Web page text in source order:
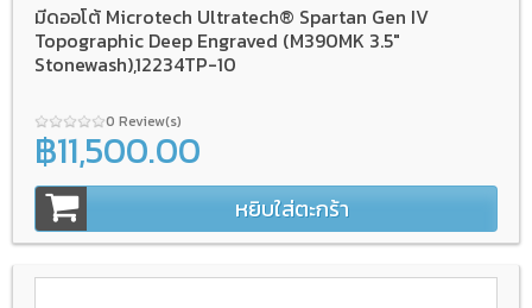
มีดออโต้ Microtech Ultratech® Spartan Gen IV
Topographic Deep Engraved (M390MK 3.5"
Stonewash),12234TP-10
0 Review(s)
฿11,500.00
หยิบใส่ตะกร้า